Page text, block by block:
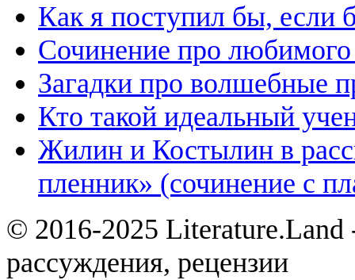
Как я поступил бы,
Сочинение про
Загадки про волшебные
Кто такой идеальный
Жилин и Костылин в
пленник» (сочинение с
© 2016-2025 Literature.Land
рассуждения, рецензии